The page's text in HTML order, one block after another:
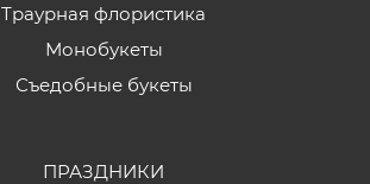
Траурная флористика
Монобукеты
Съедобные букеты
ПРАЗДНИКИ